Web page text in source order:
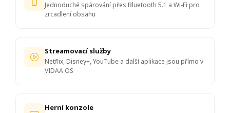
Jednoduché spárování přes Bluetooth 5.1 a Wi-Fi pro
zrcadlení obsahu
Streamovací služby
Netflix, Disney+, YouTube a další aplikace jsou přímo v
VIDAA OS
Herní konzole